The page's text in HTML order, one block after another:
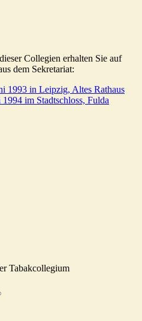
Collegien erhalten Sie auf
dem Sekretariat:
1993 in Leipzig, Altes Rathaus
im Stadtschloss, Fulda
Tabakcollegium